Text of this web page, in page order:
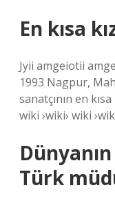
En kısa
Jyii amgeiotii
1993 Nagpur,
sanatçının en
wiki ›wiki› wiki
Türk